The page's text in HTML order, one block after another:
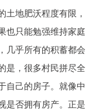
土地肥沃程度有限，
也只能勉强维持家庭
几乎所有的积蓄都会
是，很多村民拼尽全
自己的房子。就像中
是否拥有房产。正是